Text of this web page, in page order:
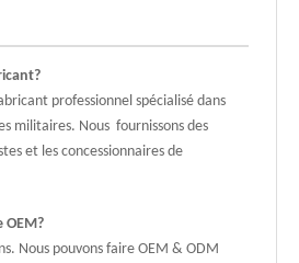
professionnel spécialisé dans
militaires. Nous fournissons des
et les concessionnaires de
OEM?
Nous pouvons faire OEM & ODM